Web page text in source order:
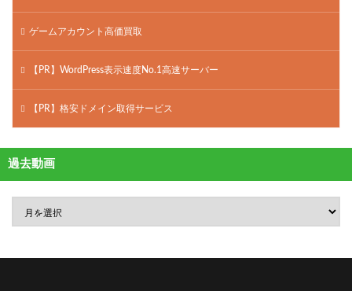
ゲームアカウント高価買取
【PR】WordPress表示速度No.1高速サーバー
【PR】格安ドメイン取得サービス
過去動画